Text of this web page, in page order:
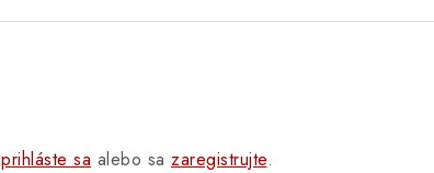
prihláste sa alebo sa zaregistrujte.